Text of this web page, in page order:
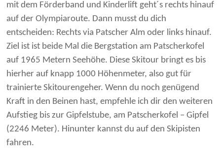
mit dem Förderband und Kinderlift geht´s rechts hinauf
auf der Olympiaroute. Dann musst du dich
entscheiden: Rechts via Patscher Alm oder links hinauf.
Ziel ist ist beide Mal die Bergstation am Patscherkofel
auf 1965 Metern Seehöhe. Diese Skitour bringt es bis
hierher auf knapp 1000 Höhenmeter, also gut für
trainierte Skitourengeher. Wenn du noch genügend
Kraft in den Beinen hast, empfehle ich dir den weiteren
Aufstieg bis zur Gipfelstube, am Patscherkofel – Gipfel
(2246 Meter). Hinunter kannst du auf den Skipisten
fahren.